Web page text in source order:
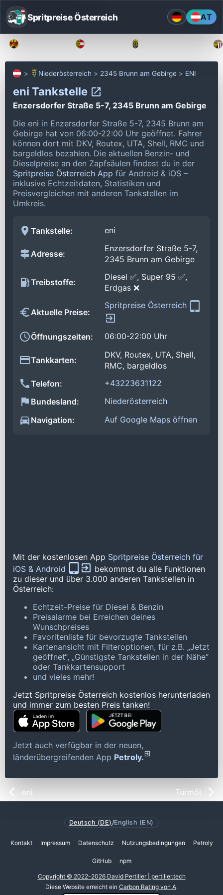
Spritpreise Österreich AT
Niederösterreich 2345 Brunn am Gebirge ENI
eni Tankstelle
Enzersdorfer Straße 5-7, 2345 Brunn am Gebirge
Die eni in Enzersdorfer Straße 5-7, 2345 Brunn am
Gebirge hat von 06:00-22:00 Uhr geöffnet. Fahrer
können dort mit DKV, Routex, UTA, Shell, RMC und
bargeldlos bezahlen. Die aktuellen Benzin- und
Dieselpreise an den Zapfsäulen findest du in der
Spritpreise Österreich App für Android & iOS –
inklusive Echtzeitdaten, Statistiken und
Preisvergleichen mit anderen Tankstellen im
Umkreis.
Tankstelle: eni
Adresse:
Enzersdorfer Straße 5-7,
2345 Brunn am Gebirge
Treibstoffe:
Diesel ✅, Super 95 ✅,
Erdgas ❌
Aktuelle Preise:
Spritpreise Österreich
Öffnungszeiten: 06:00-22:00 Uhr
Tankkarten:
DKV, Routex, UTA, Shell,
RMC, bargeldlos
Telefon:
+43223631122
Bundesland:
Niederösterreich
Navigation:
Auf Google Maps öffnen
Mit der kostenlosen App Spritpreise Österreich für
iOS & Android
bekommst du alle Funktionen
zu dieser und über 3.000 anderen Tankstellen in
Österreich:
Echtzeit-Preise für Diesel & Benzin
Preisalarme bei Erreichen deines
Wunschpreises
Favoritenliste für bevorzugte Tankstellen
Kartenansicht mit Filteroptionen, für z.B. „Jetzt
geöffnet“, „Günstigste Tankstellen in der Nähe“
oder Tankkartensupport
und vieles mehr!
Jetzt Spritpreise Österreich kostenlos herunterladen
und immer zum besten Preis tanken!
Jetzt auch verfügbar in der neuen,
länderübergreifenden App Petroly.
eni Turmöl
Deutsch (DE)/English (EN)
Kontakt Impressum Datenschutz Nutzungsbedingungen Petroly
GitHub npm
Copyright © 2022-2026 David Pertiller | pertiller.tech
Diese Website erreicht ein Carbon Rating von A.